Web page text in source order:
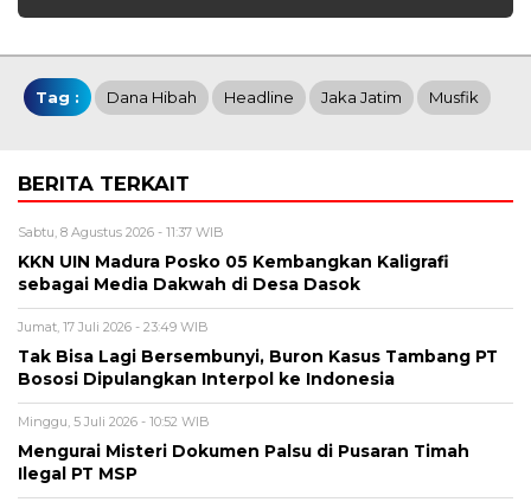
Tag : Dana Hibah Headline Jaka Jatim Musfik
BERITA TERKAIT
Sabtu, 8 Agustus 2026 - 11:37 WIB
KKN UIN Madura Posko 05 Kembangkan Kaligrafi
sebagai Media Dakwah di Desa Dasok
Jumat, 17 Juli 2026 - 23:49 WIB
Tak Bisa Lagi Bersembunyi, Buron Kasus Tambang PT
Bososi Dipulangkan Interpol ke Indonesia
Minggu, 5 Juli 2026 - 10:52 WIB
Mengurai Misteri Dokumen Palsu di Pusaran Timah
Ilegal PT MSP